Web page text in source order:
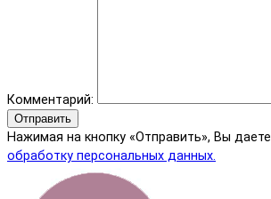
Комментарий:
Отправить
Нажимая на кнопку «Отправить», Вы даете
обработку персональных данных.